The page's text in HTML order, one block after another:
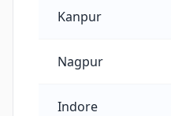
Kanpur
Nagpur
Indore